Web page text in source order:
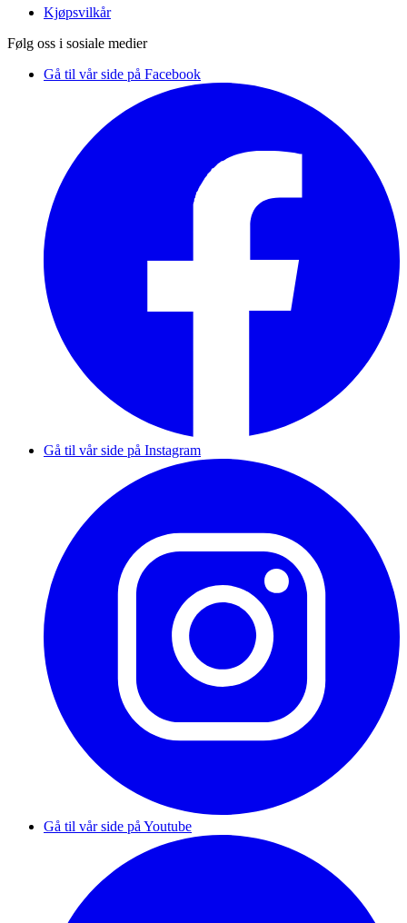
Kjøpsvilkår
Følg oss i sosiale medier
Gå til vår side på Facebook
Gå til vår side på Instagram
Gå til vår side på Youtube